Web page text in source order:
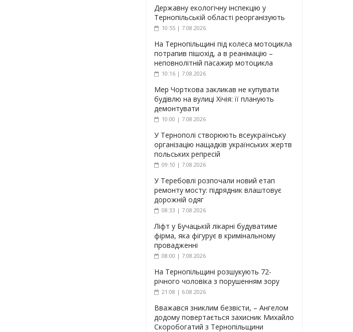
Державну екологічну інспекцію у
Тернопільській області реорганізують
10:55 | 7.08.2026
На Тернопільщині під колеса мотоцикла
потрапив пішохід, а в реанімацію –
неповнолітній пасажир мотоцикла
10:16 | 7.08.2026
Мер Чорткова закликав не купувати
будівлю на вулиці Хічія: її планують
демонтувати
10:00 | 7.08.2026
У Тернополі створюють всеукраїнську
організацію нащадків українських жертв
польських репресій
09:10 | 7.08.2026
У Теребовлі розпочали новий етап
ремонту мосту: підрядник влаштовує
дорожній одяг
08:33 | 7.08.2026
Ліфт у Бучацькій лікарні будуватиме
фірма, яка фігурує в кримінальному
провадженні
08:00 | 7.08.2026
На Тернопільщині розшукують 72-
річного чоловіка з порушенням зору
21:08 | 6.08.2026
Вважався зниклим безвісти, – Ангелом
додому повертається захисник Михайло
Скоробогатий з Тернопільщини